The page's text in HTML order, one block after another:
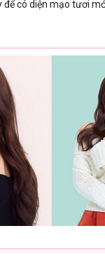
để có diện mạo tươi